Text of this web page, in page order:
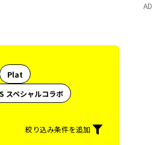
Plat
スペシャルコラボ
絞り込み条件を追加
AD